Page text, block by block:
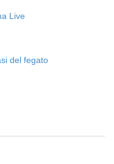
Live
del fegato